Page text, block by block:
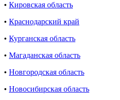
• Кировская область
• Краснодарский край
• Курганская область
• Магаданская область
• Новгородская область
• Новосибирская область